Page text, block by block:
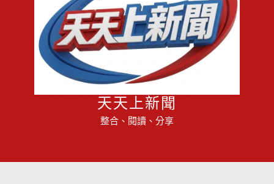
天天上新聞
整合、閱讀、分享